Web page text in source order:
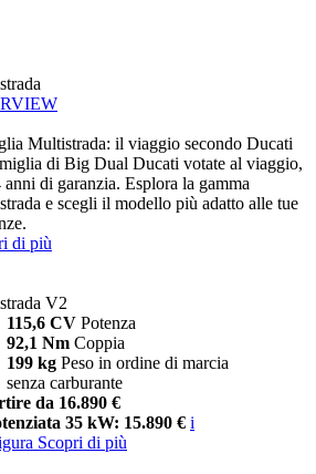
Multistrada: il viaggio secondo Ducati
di Big Dual Ducati votate al viaggio,
anni di garanzia. Esplora la gamma
e scegli il modello più adatto alle tue
di più
V2
115,6 CV Potenza
92,1 Nm Coppia
199 kg Peso in ordine di marcia
senza carburante
da 16.890 €
35 kW: 15.890 € i
Scopri di più